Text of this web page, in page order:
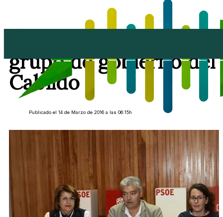
grupo de gobierno del
Cabildo
Publicado el 14 de Marzo de 2016 a las 06:15h